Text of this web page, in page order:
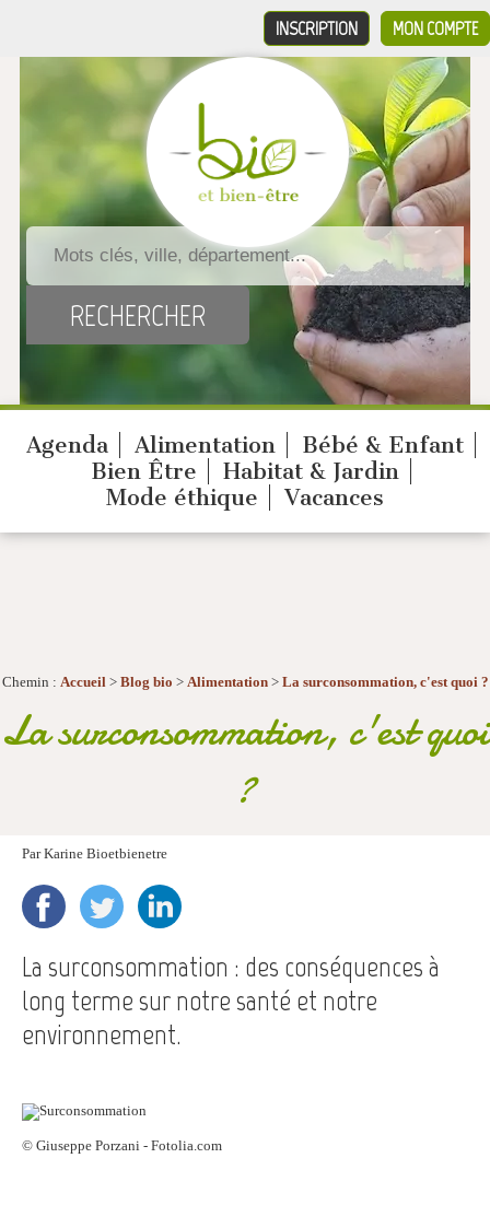
MON COMPTE
INSCRIPTION
Agenda Alimentation
Bébé & Enfant
Bien Être
Habitat & Jardin
Mode éthique
Vacances
Chemin : Accueil> Blog bio > Alimentation> La surconsommation, c'est quoi ?
La surconsommation, c'est quoi
?
ParKarine Bioetbienetre
La surconsommation : des conséquences à
long terme sur notre santé et notre
environnement.
© Giuseppe Porzani - Fotolia.com